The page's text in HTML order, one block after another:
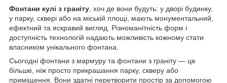
Фонтани кулі з граніту , хоч де вони будуть: у дворі будинку,
у парку, сквері або на міській площі, мають монументальний,
ефектний та яскравий вигляд. Різноманітність форм і
доступність технологій надають можливість кожному стати
власником унікального фонтана.
Сьогодні фонтани з мармуру та фонтани з граніту — це
більше, ніж просто прикрашання парку, скверу або
приміщення. Вони здатні перетворити простір за допомогою